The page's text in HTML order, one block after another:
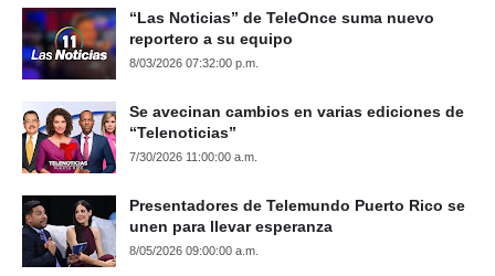
“Las Noticias” de TeleOnce suma nuevo
reportero a su equipo
8/03/2026 07:32:00 p.m.
Se avecinan cambios en varias ediciones de
“Telenoticias”
7/30/2026 11:00:00 a.m.
Presentadores de Telemundo Puerto Rico se
unen para llevar esperanza
8/05/2026 09:00:00 a.m.